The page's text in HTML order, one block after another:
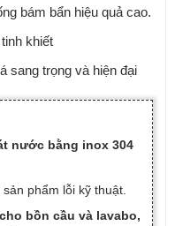
bám bẩn hiệu quả cao.
khiết
sang trọng và hiện đại
nước bằng inox 304
phẩm lỗi kỹ thuật.
bồn cầu và lavabo,